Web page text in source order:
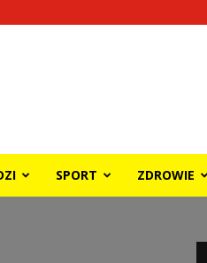
SPORT ZDROWIE